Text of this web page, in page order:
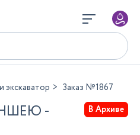
экскаватор Заказ №1867
-
В Архиве